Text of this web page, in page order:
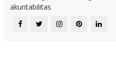
akuntabilitas